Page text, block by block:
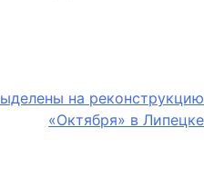
на реконструкцию
«Октября» в Липецке